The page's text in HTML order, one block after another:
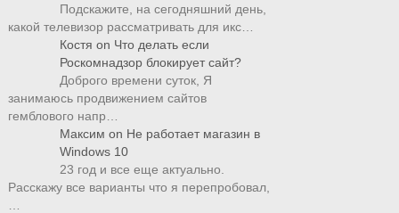
Подскажите, на сегодняшний день,
какой телевизор рассматривать для икс…
Костя on Что делать если
Роскомнадзор блокирует сайт?
Доброго времени суток, Я
занимаюсь продвижением сайтов
гемблового напр…
Максим on Не работает магазин в
Windows 10
23 год и все еще актуально.
Расскажу все варианты что я перепробовал,